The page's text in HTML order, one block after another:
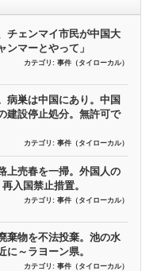
チェンマイ市民が中国大
ンマーとやって」
カテゴリ: 事件（タイローカル）
病巣は中国にあり。中国
建設停止処分。無許可で
カテゴリ: 事件（タイローカル）
上売春を一掃。外国人の
入国禁止措置。
カテゴリ: 事件（タイローカル）
棄物を不法投棄。池の水
に～ラヨーン県。
カテゴリ: 事件（タイローカル）